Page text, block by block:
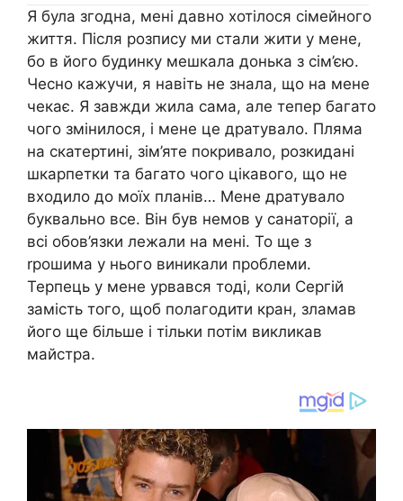
Я була згодна, мені давно хотілося сімейного
життя. Після розпису ми стали жити у мене,
бо в його будинку мешкала донька з сім’єю.
Чесно кажучи, я навіть не знала, що на мене
чекає. Я завжди жила сама, але тепер багато
чого змінилося, і мене це дратувало. Пляма
на скатертині, зім’яте покривало, розкидані
шкарпетки та багато чого цікавого, що не
входило до моїх планів… Мене дратувало
буквально все. Він був немов у санаторії, а
всі обов’язки лежали на мені. То ще з
rрошима у нього виникали проблеми.
Терпець у мене урвався тоді, коли Сергій
замість того, щоб полагодити кран, зламав
його ще більше і тільки потім викликав
майстра.